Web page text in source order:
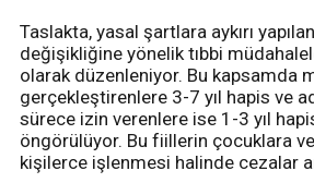
Taslakta, yasal şartlara aykırı
değişikliğine yönelik tıbbi
olarak düzenleniyor. Bu kapsamda
gerçekleştirenlere 3-7 yıl hapis ve
sürece izin verenlere ise 1-3 yıl
öngörülüyor. Bu fiillerin çocuklara
kişilerce işlenmesi halinde cezalar